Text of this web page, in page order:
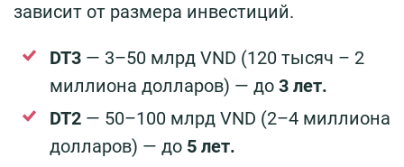
зависит от размера инвестиций.
DT3 — 3–50 млрд VND (120 тысяч – 2
миллиона долларов) — до 3 лет.
DT2 — 50–100 млрд VND (2–4 миллиона
долларов) — до 5 лет.